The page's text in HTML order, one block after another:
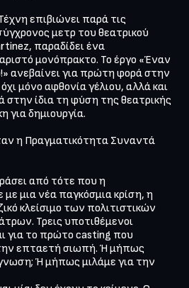
επιβιώνει παρά τις
μετρ του θεατρικού
παραδίδει ένα
μονόπρακτο. Το έργο «Έναν
ανεβαίνει για πρώτη φορά στην
μόνο αφθονία γέλιου, αλλά και
στην ίδια τη φύση της θεατρικής
για δημιουργία.
η Πραγματικότητα Συναντά
από τότε που η
μια νέα παγκόσμια κρίση, η
κλείσιμο των πολιτιστικών
Τρεις υποτιθέμενοι
για το πρώτο casting που
επταετή σιωπή. Ή μήπως
Ή μήπως μιλάμε για την